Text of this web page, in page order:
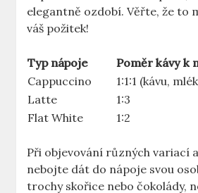
elegantně ozdobí. Věřte, že to
váš požitek!
Typ nápoje
Poměr kávy k
Cappuccino
1:1:1 (kávu,
Latte
1:3
Flat White
1:2
Při objevování různých variací
nebojte dát do nápoje svou
trochy skořice nebo čokolády,